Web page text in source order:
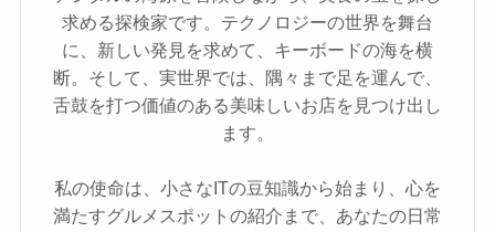
求める探検家です。テクノロジーの世界を舞台
に、新しい発見を求めて、キーボードの海を横
断。そして、実世界では、隅々まで足を運んで、
舌鼓を打つ価値のある美味しいお店を見つけ出し
ます。
私の使命は、小さなITの豆知識から始まり、心を
満たすグルメスポットの紹介まで、あなたの日常